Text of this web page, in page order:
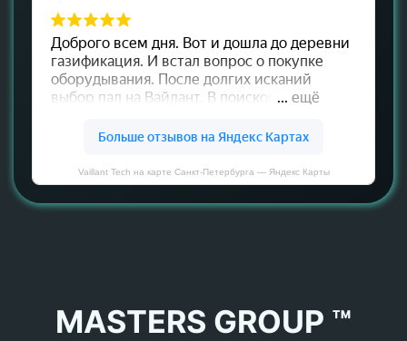
Vaillant Tech на карте Санкт‑Петербурга — Яндекс Карты
MASTERS GROUP ™